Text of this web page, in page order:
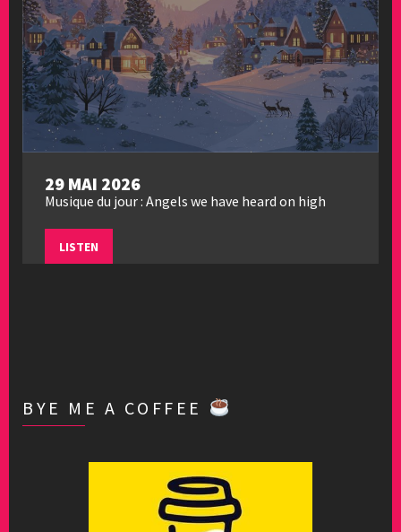
29 MAI 2026
Musique du jour : Angels we have heard on high
LISTEN
BYE ME A COFFEE